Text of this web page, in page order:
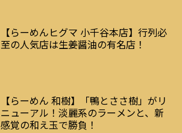
【らーめんヒグマ 小千谷本店】行列必
至の人気店は生姜醤油の有名店！
【らーめん 和樹】「鴨とささ樹」がリ
ニューアル！淡麗系のラーメンと、新
感覚の和え玉で勝負！